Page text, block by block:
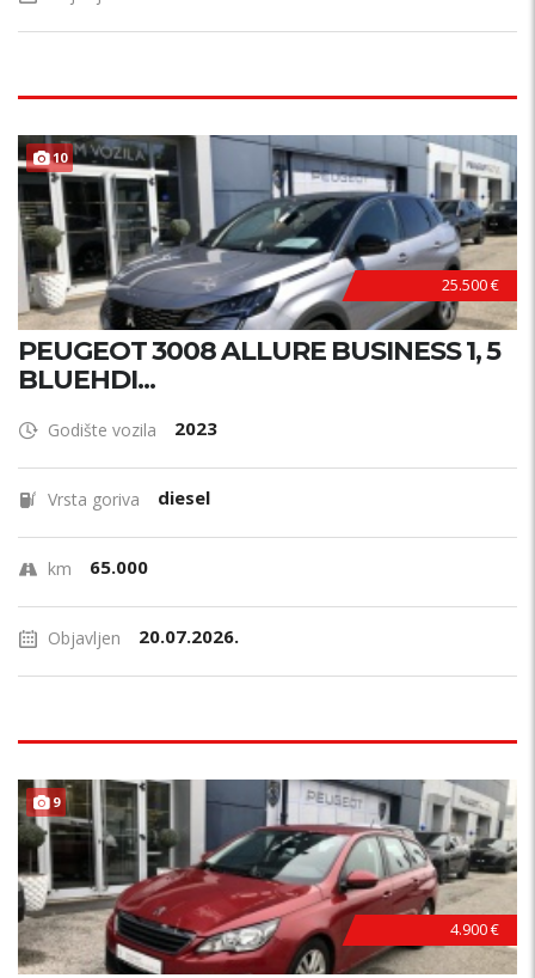
10
25.500 €
PEUGEOT 3008 ALLURE BUSINESS 1, 5
BLUEHDI...
Godište vozila 2023
Vrsta goriva diesel
km 65.000
Objavljen 20.07.2026.
9
4.900 €